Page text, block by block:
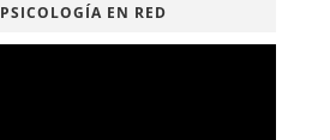
PSICOLOGÍA EN RED